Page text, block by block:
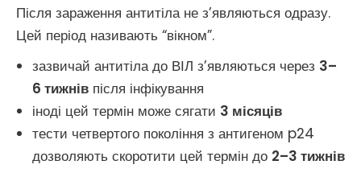
Після зараження антитіла не з’являються одразу.
Цей період називають “вікном”.
зазвичай антитіла до ВІЛ з’являються через 3–
6 тижнів після інфікування
іноді цей термін може сягати 3 місяців
тести четвертого покоління з антигеном p24
дозволяють скоротити цей термін до 2–3 тижнів